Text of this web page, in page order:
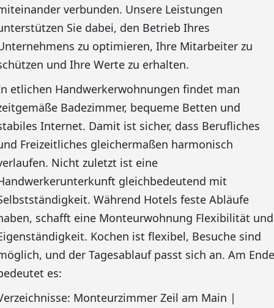
verbunden. Unsere Leistungen
Sie dabei, den Betrieb Ihres
zu optimieren, Ihre Mitarbeiter zu
und Ihre Werte zu erhalten.
etlichen Handwerkerwohnungen findet man
Badezimmer, bequeme Betten und
Internet. Damit ist sicher, dass Berufliches
Freizeitliches gleichermaßen harmonisch
Nicht zuletzt ist eine
gleichbedeutend mit
Während Hotels feste Abläufe
schafft eine Monteurwohnung Flexibilität und
Kochen ist flexibel, Besuche sind
und der Tagesablauf passt sich an. Am Ende
es:
Monteurzimmer Zeil am Main |